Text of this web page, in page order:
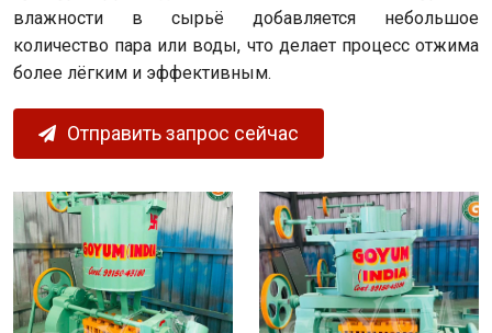
влажности в сырьё добавляется небольшое
количество пара или воды, что делает процесс отжима
более лёгким и эффективным.
Отправить запрос сейчас